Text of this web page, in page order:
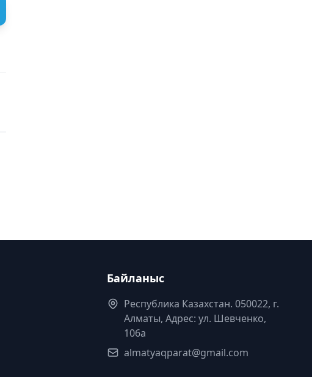
Байланыс
Республика Казахстан. 050022, г.
Алматы, Адрес: ул. Шевченко,
106а
almatyaqparat@gmail.com